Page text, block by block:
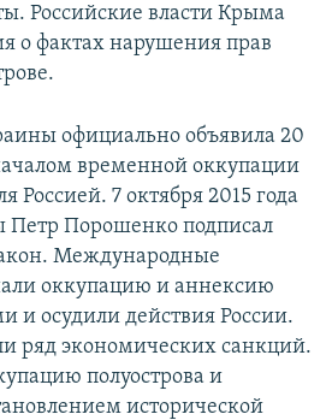
Российские власти Крыма
о фактах нарушения прав
официально объявила 20
временной оккупации
Россией. 7 октября 2015 года
Петр Порошенко подписал
Международные
оккупацию и аннексию
и осудили действия России.
ряд экономических санкций.
полуострова и
исторической